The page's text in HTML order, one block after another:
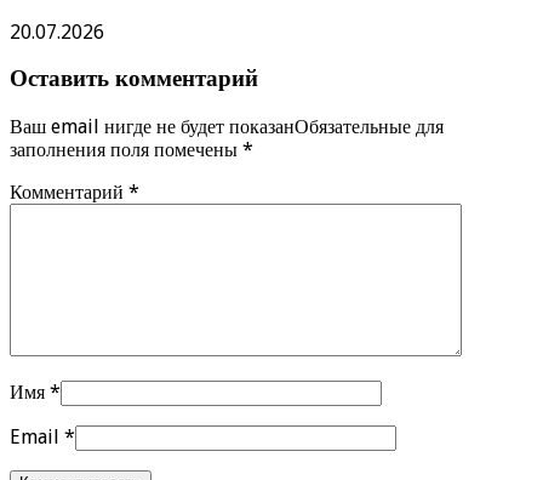
20.07.2026
Оставить комментарий
Ваш email нигде не будет показанОбязательные для
заполнения поля помечены *
Комментарий *
Имя *
Email *